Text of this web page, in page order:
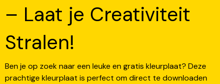
– Laat je Creativiteit
Stralen!
Ben je op zoek naar een leuke en gratis kleurplaat? Deze
prachtige kleurplaat is perfect om direct te downloaden